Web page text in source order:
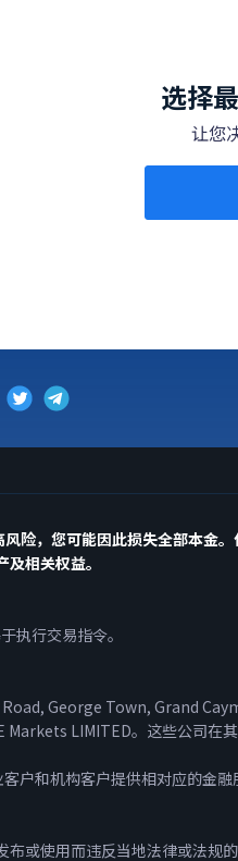
选择
让您
，您可能因此损失全部本金
相关权益。
执行交易指令。
George Town, Grand
LIMITED。这些公司在
户和机构客户提供相对应的金融
或使用而违反当地法律或法规